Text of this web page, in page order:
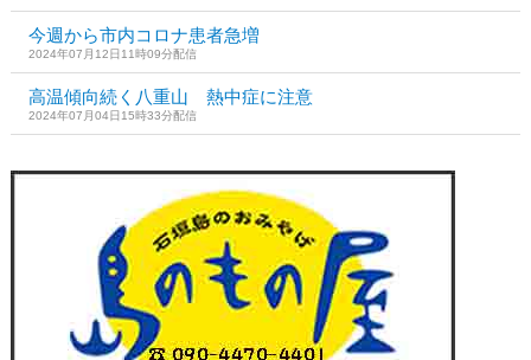
今週から市内コロナ患者急増
2024年07月12日11時09分配信
高温傾向続く八重山 熱中症に注意
2024年07月04日15時33分配信